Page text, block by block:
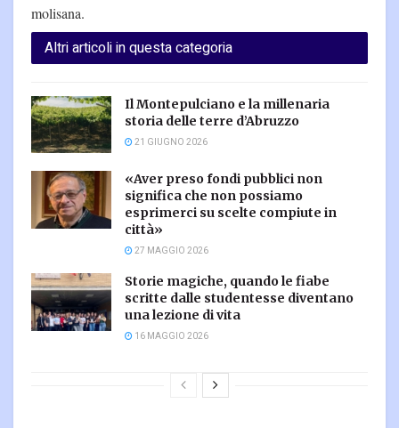
molisana.
Altri articoli in questa categoria
Il Montepulciano e la millenaria
storia delle terre d’Abruzzo
21 GIUGNO 2026
«Aver preso fondi pubblici non
significa che non possiamo
esprimerci su scelte compiute in
città»
27 MAGGIO 2026
Storie magiche, quando le fiabe
scritte dalle studentesse diventano
una lezione di vita
16 MAGGIO 2026